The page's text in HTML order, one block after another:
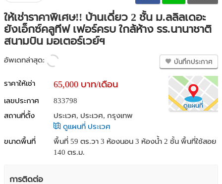
ให้เช่าราคาพิเศษ!! บ้านเดี่ยว 2 ชั้น ม.ลลิลเดอะ
ยังเอ็กซ์คลูทีฟ เฟอร์ครบ ใกล้ห้าง รร.นานาชาติ
สนามบิน มอเตอร์เวย์ฯ
อัพเดทล่าสุด: บันทึกประกาศ
ดูแผนที่
ราคาให้เช่า 65,000 บาท/เดือน
เลขประกาศ
833798
สถานที่ตั้ง
ประเวศ, ประเวศ, กรุงเทพ
ดูแผนที่ ประเวศ
ขนาดพื้นที่
พื้นที่ 59 ตร.วา 3 ห้องนอน 3 ห้องน้ำ 2 ชั้น พื้นที่ใช้สอย
140 ตร.ม.
การติดต่อ